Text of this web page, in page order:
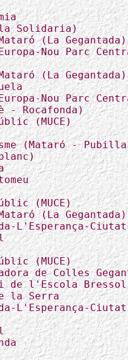
Solidaria)
(La Gegantada)
Nou Parc
(La Gegantada)
Nou Parc
- Rocafonda)
(MUCE)
(Mataró - Pubilla
(MUCE)
(La Gegantada)
L'Esperança-
(MUCE)
de Colles
de l'Escola
la Serra
L'Esperança-